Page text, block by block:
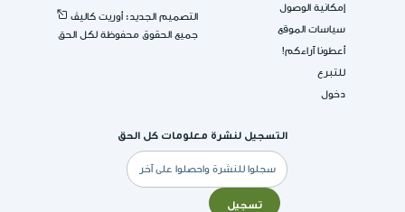
إمكانية الوصول
سياسات الموقع
أعطونا آراءكم!
للتبرع
دخول
التصميم الجديد: أوريت كاليڤ
جميع الحقوق محفوظة لكل الحق
التسجيل لنشرة معلومات كل الحق
البريد
الإلكتروني
تسجيل